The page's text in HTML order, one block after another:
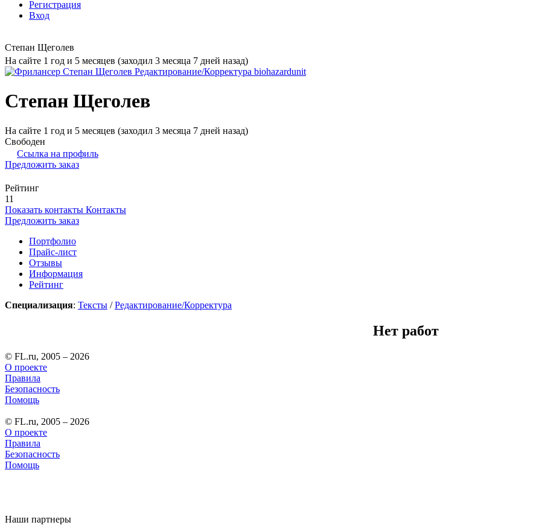
Регистрация
Вход
Степан Щеголев
На сайте 1 год и 5 месяцев (заходил 3 месяца 7 дней назад)
Степан Щеголев
На сайте 1 год и 5 месяцев (заходил 3 месяца 7 дней назад)
Свободен
Ссылка на профиль
Предложить заказ
Рейтинг
11
Показать контакты Контакты
Предложить заказ
Портфолио
Прайс-лист
Отзывы
Информация
Рейтинг
Специализация: Тексты /Редактирование/Корректура
Нет работ
© FL.ru, 2005 – 2026
О проекте
Правила
Безопасность
Помощь
© FL.ru, 2005 – 2026
О проекте
Правила
Безопасность
Помощь
Наши партнеры